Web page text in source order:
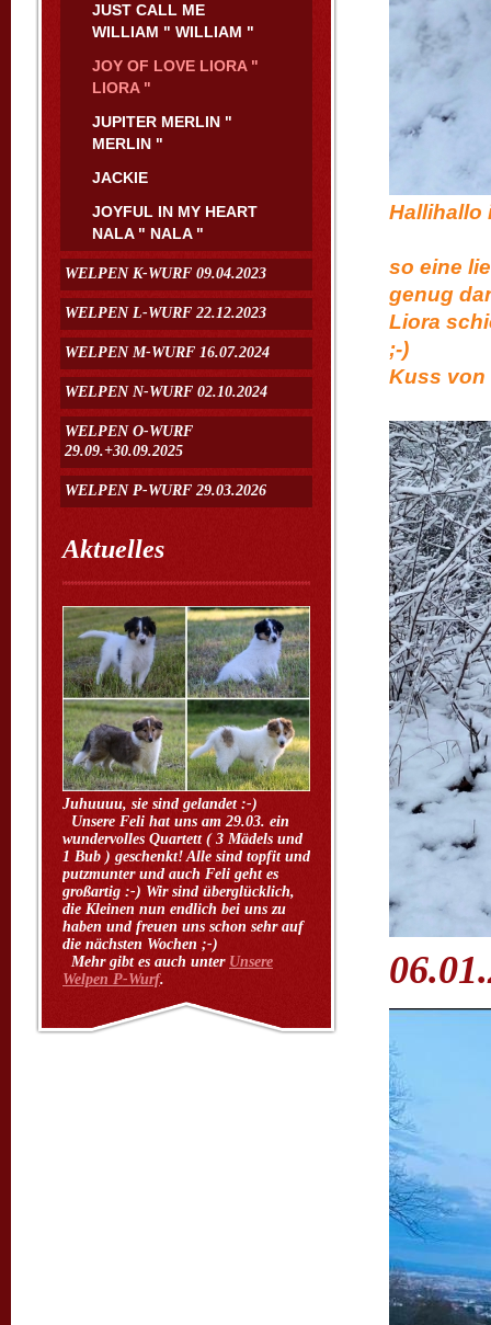
JUST CALL ME
WILLIAM " WILLIAM "
JOY OF LOVE LIORA "
LIORA "
JUPITER MERLIN "
MERLIN "
JACKIE
JOYFUL IN MY HEART
NALA " NALA "
WELPEN K-WURF 09.04.2023
WELPEN L-WURF 22.12.2023
WELPEN M-WURF 16.07.2024
WELPEN N-WURF 02.10.2024
WELPEN O-WURF
29.09.+30.09.2025
WELPEN P-WURF 29.03.2026
Aktuelles
Juhuuuu, sie sind gelandet :-)
Unsere Feli hat uns am 29.03. ein
wundervolles Quartett ( 3 Mädels und
1 Bub ) geschenkt! Alle sind topfit und
putzmunter und auch Feli geht es
großartig :-) Wir sind überglücklich,
die Kleinen nun endlich bei uns zu
haben und freuen uns schon sehr auf
die nächsten Wochen ;-)
Mehr gibt es auch unter Unsere
Welpen P-Wurf.
so eine
genug
Liora
;-)
Kuss von